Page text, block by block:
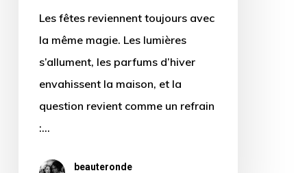
guide
Les fêtes reviennent toujours avec
la même magie. Les lumières
s’allument, les parfums d’hiver
envahissent la maison, et la
question revient comme un refrain
:…
beauteronde